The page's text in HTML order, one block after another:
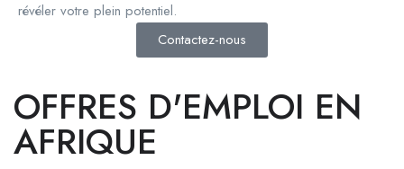
révéler votre plein potentiel.
Contactez-nous
OFFRES D'EMPLOI EN
AFRIQUE